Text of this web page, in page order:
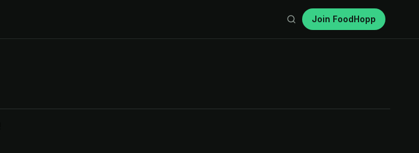
Join FoodHopp